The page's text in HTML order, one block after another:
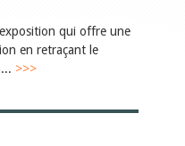
qui offre une
en retraçant le
>>>